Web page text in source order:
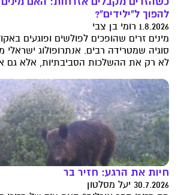
להפוך ל"ילידים"?
1.8.2026 רומי בן צבי
מינים זרים שהופכים לפולשים ופוגעים
סוגיה שמטרידה רבים. אנתרופולוג
לא רק את ההשלכות הסביבתיות, אלא גם
חיות את הרגע: חזיר בר
30.7.2026 יעל מסלטון